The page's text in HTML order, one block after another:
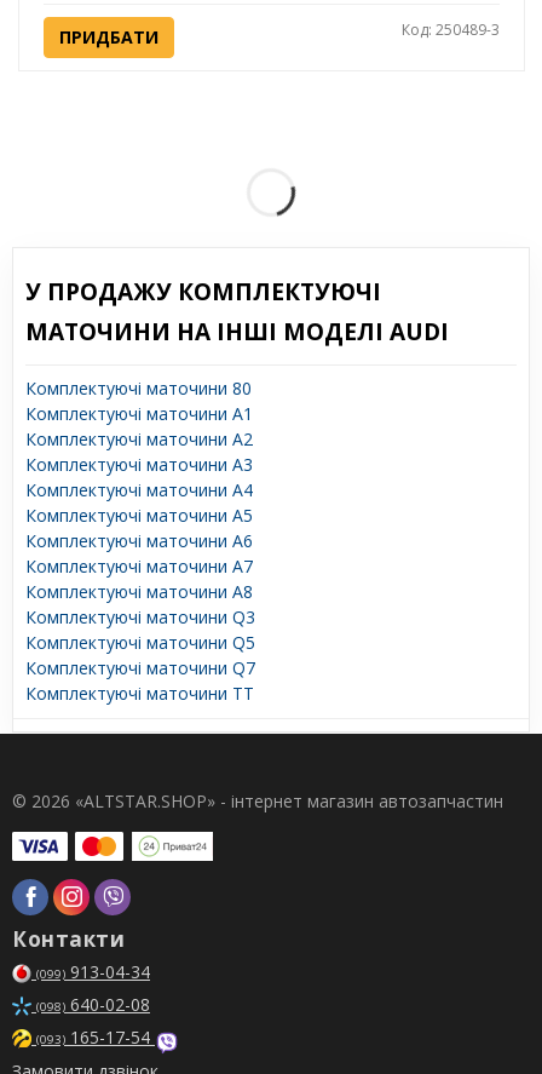
ПРИДБАТИ Код: 250489-3
У ПРОДАЖУ КОМПЛЕКТУЮЧІ
МАТОЧИНИ НА ІНШІ МОДЕЛІ AUDI
Комплектуючі маточини 80
Комплектуючі маточини A1
Комплектуючі маточини A2
Комплектуючі маточини A3
Комплектуючі маточини A4
Комплектуючі маточини A5
Комплектуючі маточини A6
Комплектуючі маточини A7
Комплектуючі маточини A8
Комплектуючі маточини Q3
Комплектуючі маточини Q5
Комплектуючі маточини Q7
Комплектуючі маточини TT
© 2026 «ALTSTAR.SHOP» - інтернет магазин автозапчастин
Контакти
(099) 913-04-34
(098) 640-02-08
(093) 165-17-54